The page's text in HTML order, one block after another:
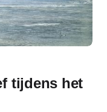
tijdens het